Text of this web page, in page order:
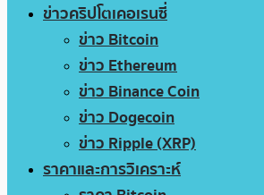
ข่าวคริปโตเคอเรนซี่
ข่าว Bitcoin
ข่าว Ethereum
ข่าว Binance Coin
ข่าว Dogecoin
ข่าว Ripple (XRP)
ราคาและการวิเคราะห์